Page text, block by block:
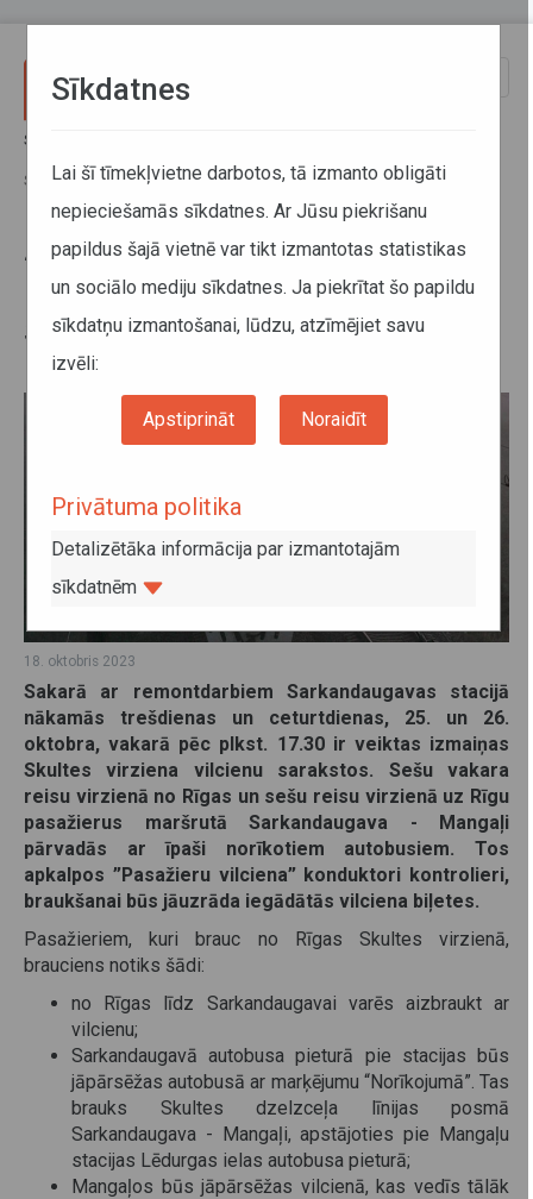
Sākums
Sarkandaugava - Mangaļi pārvadās ar autobusiem
25. un 26. oktobrī vakara vilcienu
pasažierus maršrutā
Sarkandaugava - Mangaļi
pārvadās ar autobusiem
18. oktobris 2023
Sakarā ar remontdarbiem Sarkandaugavas stacijā
nākamās trešdienas un ceturtdienas, 25. un 26.
oktobra, vakarā pēc plkst. 17.30 ir veiktas izmaiņas
Skultes virziena vilcienu sarakstos. Sešu vakara
reisu virzienā no Rīgas un sešu reisu virzienā uz Rīgu
pasažierus maršrutā Sarkandaugava -
Mangaļi
pārvadās ar īpaši norīkotiem autobusiem. Tos
apkalpos ”Pasažieru vilciena” konduktori kontrolieri,
braukšanai būs jāuzrāda iegādātās vilciena biļetes.
Pasažieriem, kuri brauc no Rīgas Skultes virzienā,
brauciens notiks šādi:
no Rīgas līdz Sarkandaugavai varēs aizbraukt ar
vilcienu;
Sarkandaugavā autobusa pieturā pie stacijas būs
jāpārsēžas autobusā ar marķējumu “Norīkojumā”. Tas
brauks Skultes dzelzceļa līnijas posmā
Sarkandaugava - Mangaļi, apstājoties pie Mangaļu
stacijas Lēdurgas ielas autobusa pieturā;
Mangaļos būs jāpārsēžas vilcienā, kas vedīs tālāk
Sīkdatnes
Lai šī tīmekļvietne darbotos, tā izmanto obligāti
nepieciešamās sīkdatnes. Ar Jūsu piekrišanu
papildus šajā vietnē var tikt izmantotas statistikas
un sociālo mediju sīkdatnes. Ja piekrītat šo papildu
sīkdatņu izmantošanai, lūdzu, atzīmējiet savu
izvēli:
Apstiprināt Noraidīt
Privātuma politika
Detalizētāka informācija par izmantotajām
sīkdatnēm